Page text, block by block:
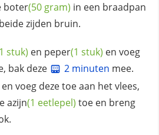
boter(50 gram) in een braadpan
zijden bruin.
stuk) en peper(1 stuk) en voeg
bak deze
2 minuten mee.
voeg deze toe aan het vlees,
azijn(1 eetlepel) toe en breng